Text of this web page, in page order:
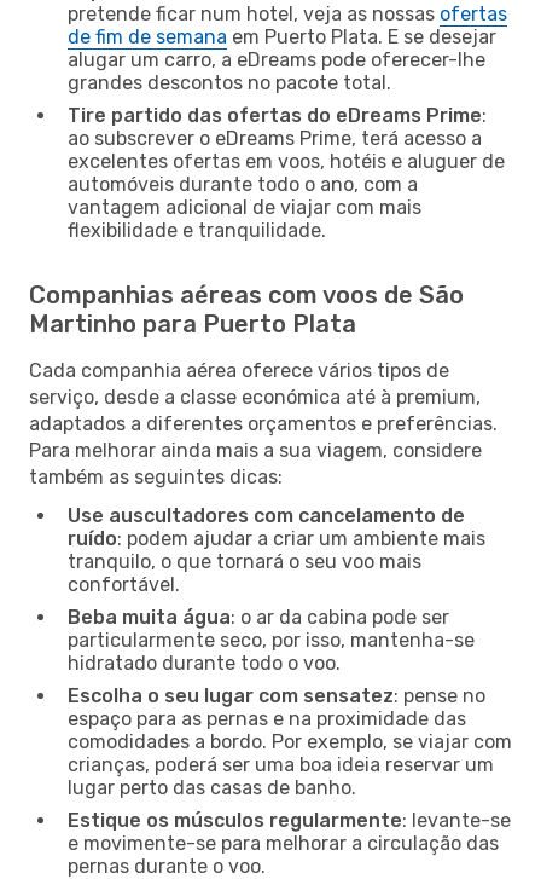
pretende ficar num hotel, veja as nossas ofertas
de fim de semana em Puerto Plata. E se desejar
alugar um carro, a eDreams pode oferecer-lhe
grandes descontos no pacote total.
Tire partido das ofertas do eDreams Prime:
ao subscrever o eDreams Prime, terá acesso a
excelentes ofertas em voos, hotéis e aluguer de
automóveis durante todo o ano, com a
vantagem adicional de viajar com mais
flexibilidade e tranquilidade.
Companhias aéreas com voos de São
Martinho para Puerto Plata
Cada companhia aérea oferece vários tipos de
serviço, desde a classe económica até à premium,
adaptados a diferentes orçamentos e preferências.
Para melhorar ainda mais a sua viagem, considere
também as seguintes dicas:
Use auscultadores com cancelamento de
ruído: podem ajudar a criar um ambiente mais
tranquilo, o que tornará o seu voo mais
confortável.
Beba muita água: o ar da cabina pode ser
particularmente seco, por isso, mantenha-se
hidratado durante todo o voo.
Escolha o seu lugar com sensatez: pense no
espaço para as pernas e na proximidade das
comodidades a bordo. Por exemplo, se viajar com
crianças, poderá ser uma boa ideia reservar um
lugar perto das casas de banho.
Estique os músculos regularmente: levante-se
e movimente-se para melhorar a circulação das
pernas durante o voo.